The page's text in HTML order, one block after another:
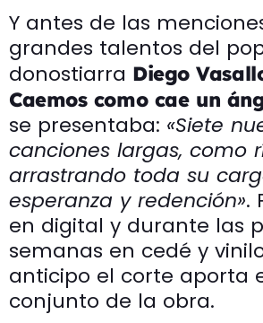
Y antes de las
grandes talentos del
donostiarra Diego
Caemos como cae un
se presentaba: «Siete
canciones largas, como
arrastrando toda su
esperanza y redención».
en digital y durante las
semanas en cedé y
anticipo el corte aporta
conjunto de la obra.